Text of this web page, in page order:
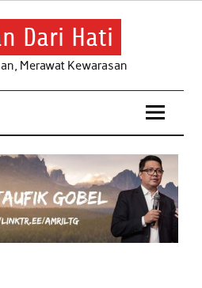
Dari Hati
Merawat Kewarasan